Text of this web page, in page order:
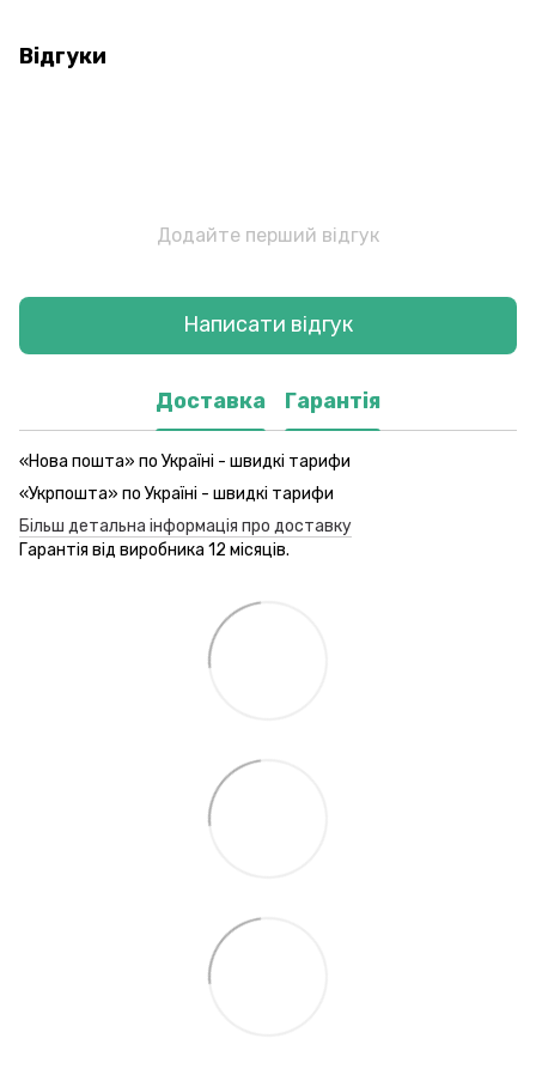
Відгуки
Додайте перший відгук
Написати відгук
Доставка Гарантія
«Нова пошта» по Україні - швидкі тарифи
«Укрпошта» по Україні - швидкі тарифи
Більш детальна інформація про доставку
Гарантія від виробника 12 місяців.